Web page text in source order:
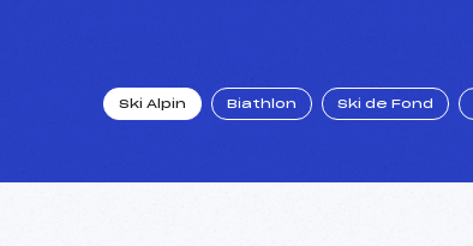
Ski Alpin Biathlon Ski de Fond